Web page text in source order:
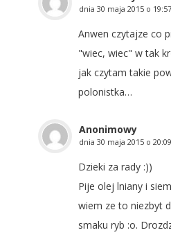
dnia 30 maja 2015 o 19:57
Anwen czytajze co
"wiec, wiec" w tak
jak czytam takie
polonistka…
Anonimowy
dnia 30 maja 2015 o 20:09
Dzieki za rady :))
Pije olej lniany i
wiem ze to niezbyt
smaku ryb :o.